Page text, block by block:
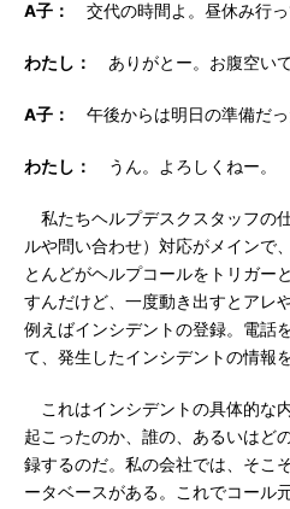
A子： 交代の時間よ。昼休み行っ
わたし： ありがとー。お腹空い
A子： 午後からは明日の準備だっ
わたし： うん。よろしくねー。
私たちヘルプデスクスタッフの
ルや問い合わせ）対応がメインで
とんどがヘルプコールをトリガー
すんだけど、一度動き出すとアレ
例えばインシデントの登録。電話
て、発生したインシデントの情報
これはインシデントの具体的な
起こったのか、誰の、あるいはど
録するのだ。私の会社では、そこ
ータベースがある。これでコール